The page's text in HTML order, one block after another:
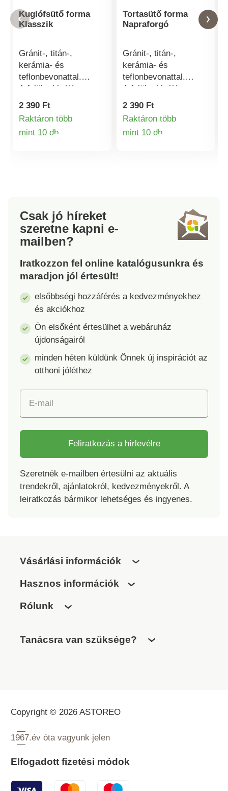
Kuglófsütő forma
Klasszik
Gránit-, titán-,
kerámia- és
teflonbevonattal.
A felület kiváló
tapadásgátló
és ellenáll
a karcolásoknak.
2 390 Ft
Raktáron több
mint 10 dbTermékinformációk
Tortasütő forma
Napraforgó
Gránit-, titán-,
kerámia- és
teflonbevonattal.
A felület kiváló
tapadásgátló
és ellenáll
a karcolásoknak.
2 390 Ft
Raktáron több
mint 10 db
Csak jó híreket
szeretne kapni e-
mailben?
Iratkozzon fel online katalógusunkra és
maradjon jól értesült!
elsőbbségi hozzáférés a kedvezményekhez
és akciókhoz
Ön elsőként értesülhet a webáruház
újdonságairól
minden héten küldünk Önnek új inspirációt az
otthoni jóléthez
E-mail
Feliratkozás a hírlevélre
Szeretnék e-mailben értesülni az aktuális
trendekről, ajánlatokról, kedvezményekről. A
leiratkozás bármikor lehetséges és ingyenes.
Vásárlási információk
Hasznos információk
Rólunk
Tanácsra van szüksége?
Copyright © 2026 ASTOREO
1967.év óta vagyunk jelen
Elfogadott fizetési módok